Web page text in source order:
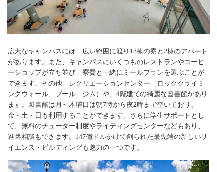
University of Tasmania ※
【University】タスマニア州
○
University of Western Australia
【University】西オーストラリア州
○
Auckland University of Technology ※
【University】北島
〇 〇
Lincoln University
【University】南島
〇 〇
University of Auckland
【University】北島
〇 〇
University of Otago
【University】南島
〇 〇
Asia Pacific University of Technology & Innovation
【University】クアラルンプール
〇 〇
HELP University
【University】クアラルンプール
Monash University Malaysia
【University】クアラルンプール近郊
〇
広大なキャンパスには、広い範囲に渡り13棟の寮と2棟のアパート
があります。また、キャンパスにいくつものレストランやコーヒ
ーショップが立ち並び、寮費と一緒にミールプランを選ぶことが
できます。その他、レクリエーションセンター（ロッククライミ
ングウォール、プール、ジム）や、4階建ての綺麗な図書館があり
ます。図書館は月～木曜日は朝7時から夜2時まで空いており、
金・土・日も利用することができます。さらに学生サポートとし
て、無料のチューター制度やライティングセンターなどもあり、
進路相談もできます。147億ドルかけて創られた最先端の新しいサ
イエンス・ビルディングも魅力の一つです。